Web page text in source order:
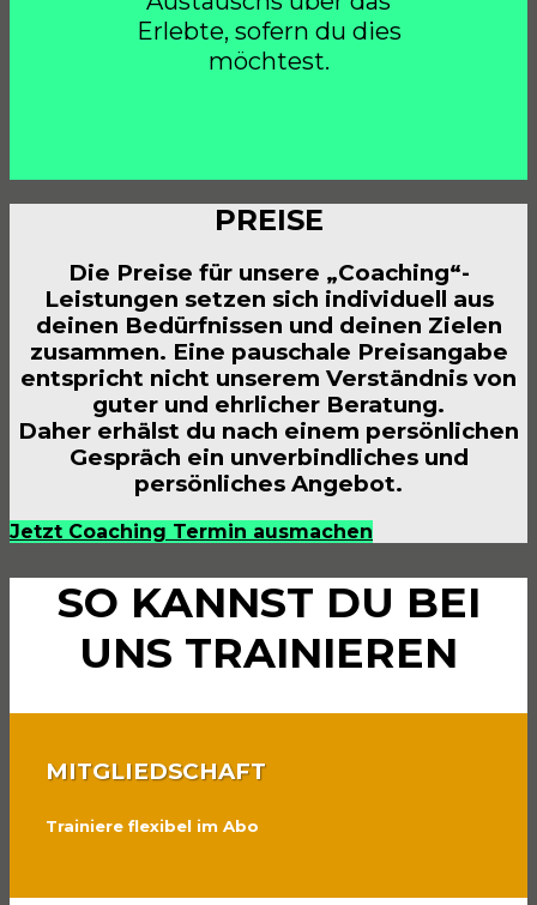
Erlebte, sofern du dies
möchtest.
PREISE
Die Preise für unsere „Coaching“-
Leistungen setzen sich individuell aus
deinen Bedürfnissen und deinen Zielen
zusammen. Eine pauschale Preisangabe
entspricht nicht unserem Verständnis von
guter und ehrlicher Beratung.
Daher erhälst du nach einem persönlichen
Gespräch ein unverbindliches und
persönliches Angebot.
Jetzt Coaching Termin ausmachen
SO KANNST DU BEI
UNS TRAINIEREN
MITGLIEDSCHAFT
Trainiere flexibel im Abo